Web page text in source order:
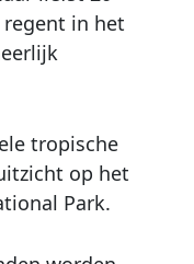
in het
tropische
op het
Park.